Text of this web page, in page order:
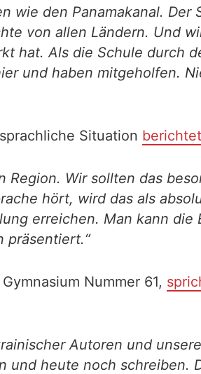
wie den Panamakanal.
von allen Ländern. Und
hat. Als die Schule durch
und haben mitgeholfen.
Situation berichtet
Wir sollten das
hört, wird das als
erreichen. Man kann
präsentiert.“
Nummer 61,
Autoren und
heute noch schreiben.